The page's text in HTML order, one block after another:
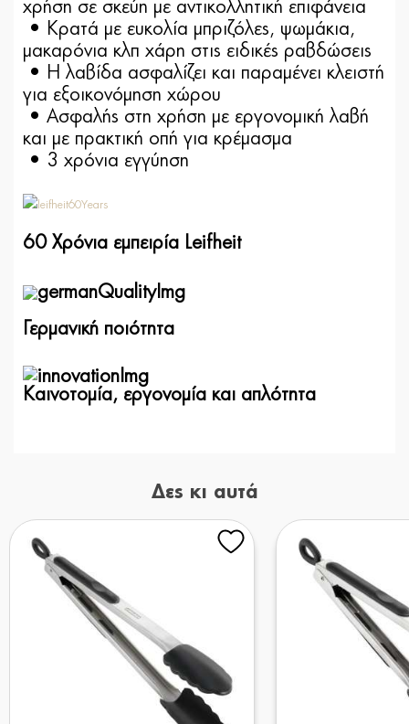
χρήση σε σκεύη με αντικολλητική επιφάνεια
• Κρατά με ευκολία μπριζόλες, ψωμάκια,
μακαρόνια κλπ χάρη στις ειδικές ραβδώσεις
• Η λαβίδα ασφαλίζει και παραμένει κλειστή
για εξοικονόμηση χώρου
• Ασφαλής στη χρήση με εργονομική λαβή
και με πρακτική οπή για κρέμασμα
• 3 χρόνια εγγύηση
60 Χρόνια εμπειρία Leifheit
Γερμανική ποιότητα
Καινοτομία, εργονομία και απλότητα
Δες κι αυτά